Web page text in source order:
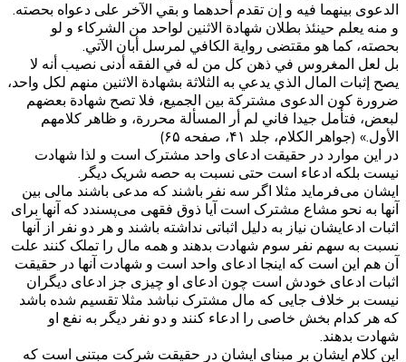
الدعوى بينهما فيه و إن تقدم أحدهما و بقي الآخر على دعواه بحصته.
و منه يعلم حينئذ بطلان شهادة الاثنين لواحد من الشركاء و لو
بحصته، كما هو مقتضى رواية الكافي لمرسل أبان الآتي.
بل لعل المغروس في ذهن كل من له في الفقه أدنى نصيب أنه لا
يصح إثبات المال الذي يدعي به الثلاثة بشهادة الاثنين منهم لكل واحد،
ضرورة كون الدعوى مشتركة بين الجميع، فلا تصح شهادة بعضهم
لبعض، فتأمل جيدا فاني لم أر المسألة محررة، و ظاهر كلامهم
الأول.» (جواهر الکلام، جلد ۴۱، صفحه ۶۵)
در این موارد در حقیقت ادعای واحد مشترک است و لذا شهادت
نیست بلکه ادعاء است حتی نسبت به حصه شریک دیگر.
ایشان می‌فرماید مثلا اگر سه نفر باشند که مدعی باشند مالی بین
آنها به نحو مشاع مشترک است آیا ذوق فقهی می‌پسندد که آنها برای
اثبات ادعایشان نیاز به دلیل اثباتی نداشته باشند و هر دو نفر از آنها
نسبت به سهم نفر سوم شهادت بدهند و همه مال را تملک کنند علت
آن هم این است که اینجا ادعای واحد است و شهادت آنها در حقیقت
اثبات ادعای خودش است چون ادعای او چیزی جز ادعای دیگران
نیست بر خلاف جایی که مال مشترک نباشد مثلا تقسیم شده باشد
که هر کدام بخش خاصی را ادعاء کنند و دو نفر دیگر به نفع او
شهادت بدهند.
این کلام ایشان بر مبنای ایشان در حقیقت شرکت مبتنی است که